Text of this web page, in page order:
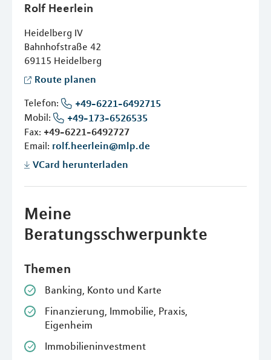
Rolf Heerlein
Heidelberg IV
Bahnhofstraße 42
69115 Heidelberg
Route planen
Telefon:
+49-6221-6492715
Mobil:
+49-173-6526535
Fax: +49-6221-6492727
Email: rolf.heerlein@mlp.de
VCard herunterladen
Meine
Beratungsschwerpunkte
Themen
Banking, Konto und Karte
Finanzierung, Immobilie, Praxis,
Eigenheim
Immobilieninvestment